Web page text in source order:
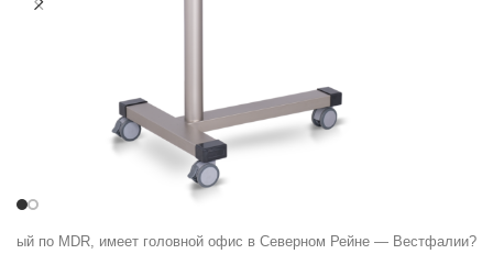
по MDR, имеет головной офис в Северном Рейне — Вестфалии?